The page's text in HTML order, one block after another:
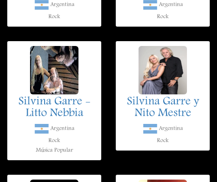
Argentina
Rock
Argentina
Rock
Silvina Garre -
Litto Nebbia
Argentina
Rock
Música Popular
Silvina Garre y
Nito Mestre
Argentina
Rock